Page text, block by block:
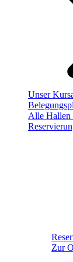
Unser
Alle Hallen
Zur